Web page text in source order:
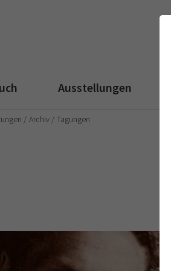
Ausstellungen
Archiv Tagungen